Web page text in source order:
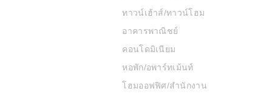
ทาวน์เฮ้าส์/ทาวน์โฮม
อาคารพาณิชย์
คอนโดมิเนียม
หอพัก/อพาร์ทเม้นท์
โฮมออฟฟิศ/สำนักงาน